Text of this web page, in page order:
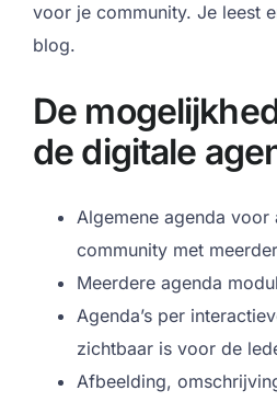
voor je community. Je leest
blog.
De
de digitale
Algemene agenda voor
community met
Meerdere agenda
Agenda’s per
zichtbaar is voor de
Afbeelding,